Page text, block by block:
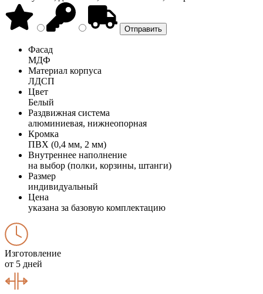
Фасад
МДФ
Материал корпуса
ЛДСП
Цвет
Белый
Раздвижная система
алюминиевая, нижнеопорная
Кромка
ПВХ (0,4 мм, 2 мм)
Внутреннее наполнение
на выбор (полки, корзины, штанги)
Размер
индивидуальный
Цена
указана за базовую комплектацию
Изготовление
от 5 дней